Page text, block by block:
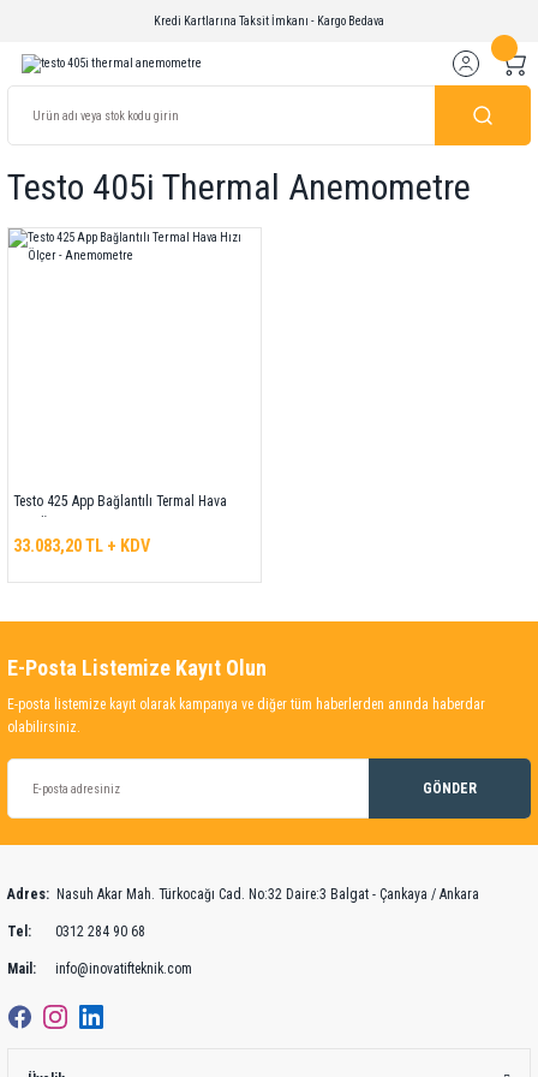
Kredi Kartlarına Taksit İmkanı - Kargo Bedava
Testo 405i Thermal Anemometre
Testo 425 App Bağlantılı Termal Hava
33.083,20 TL + KDV
E-Posta Listemize Kayıt Olun
E-posta listemize kayıt olarak kampanya ve diğer tüm haberlerden anında haberdar
olabilirsiniz.
GÖNDER
Adres: Nasuh Akar Mah. Türkocağı Cad. No:32 Daire:3 Balgat - Çankaya / Ankara
Tel: 0312 284 90 68
Mail: info@inovatifteknik.com